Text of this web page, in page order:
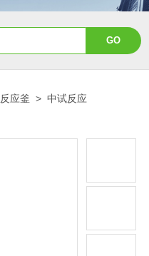
反应釜 >中试反应